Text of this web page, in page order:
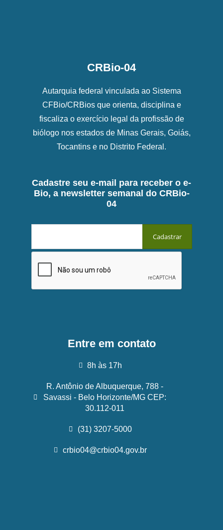
CRBio-04
Autarquia federal vinculada ao Sistema
CFBio/CRBios que orienta, disciplina e
fiscaliza o exercício legal da profissão de
biólogo nos estados de Minas Gerais, Goiás,
Tocantins e no Distrito Federal.
Cadastre seu e-mail para receber o e-
Bio, a newsletter semanal do CRBio-
04
Entre em contato
8h às 17h
R. Antônio de Albuquerque, 788 -
Savassi - Belo Horizonte/MG CEP:
30.112-011
(31) 3207-5000
crbio04@crbio04.gov.br